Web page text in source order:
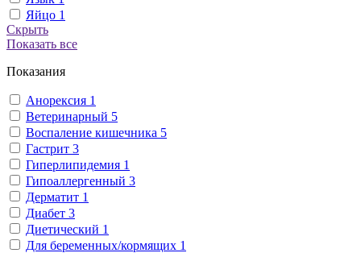
Яйцо 1
Скрыть
Показать все
Показания
Анорексия 1
Ветеринарный 5
Воспаление кишечника 5
Гастрит 3
Гиперлипидемия 1
Гипоаллергенный 3
Дерматит 1
Диабет 3
Диетический 1
Для беременных/кормящих 1